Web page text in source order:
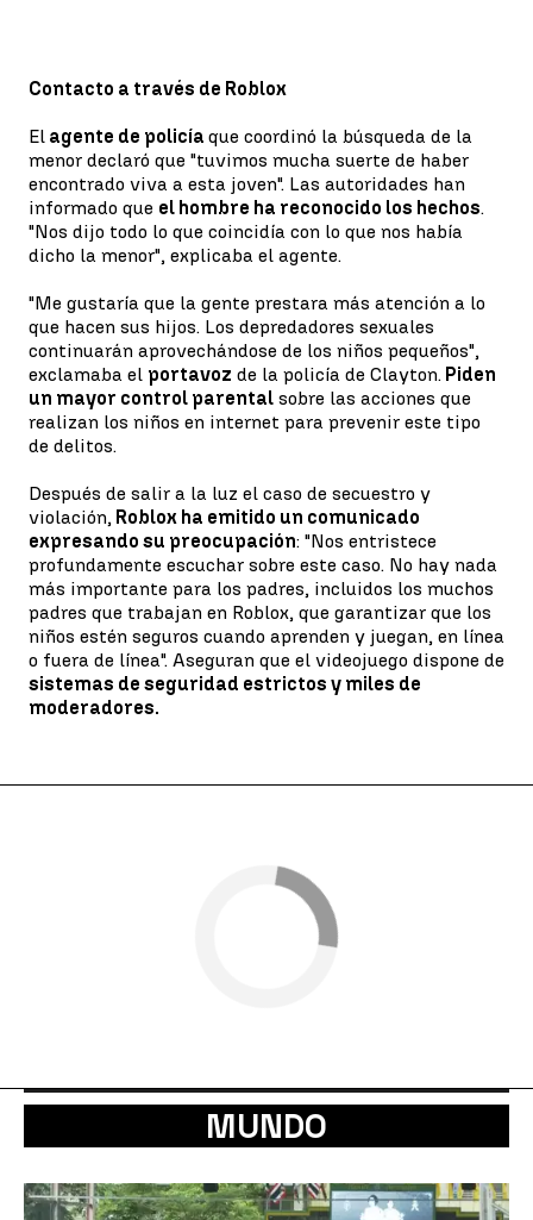
Contacto a través de Roblox
El agente de policía que coordinó la búsqueda de la
menor declaró que "tuvimos mucha suerte de haber
encontrado viva a esta joven". Las autoridades han
informado que el hombre ha reconocido los hechos.
"Nos dijo todo lo que coincidía con lo que nos había
dicho la menor", explicaba el agente.
"Me gustaría que la gente prestara más atención a lo
que hacen sus hijos. Los depredadores sexuales
continuarán aprovechándose de los niños pequeños",
exclamaba el portavoz de la policía de Clayton. Piden
un mayor control parental sobre las acciones que
realizan los niños en internet para prevenir este tipo
de delitos.
Después de salir a la luz el caso de secuestro y
violación, Roblox ha emitido un comunicado
expresando su preocupación: "Nos entristece
profundamente escuchar sobre este caso. No hay nada
más importante para los padres, incluidos los muchos
padres que trabajan en Roblox, que garantizar que los
niños estén seguros cuando aprenden y juegan, en línea
o fuera de línea". Aseguran que el videojuego dispone de
sistemas de seguridad estrictos y miles de
moderadores.
MUNDO